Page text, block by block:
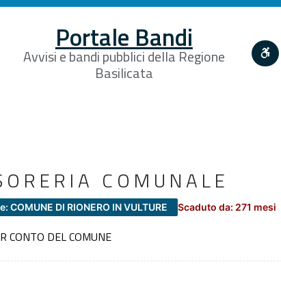
Portale Bandi
Avvisi e bandi pubblici della Regione
Basilicata
COMUNALE
COMUNE DI RIONERO IN VULTURE Scaduto da: 271 mesi
CONTO DEL COMUNE